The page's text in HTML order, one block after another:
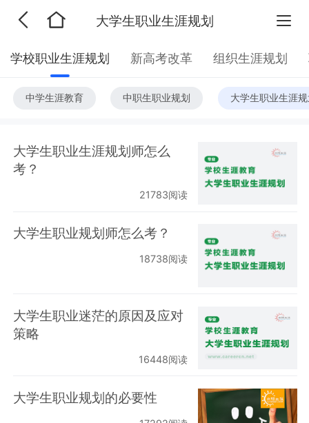
大学生职业生涯规划
学校职业生涯规划 新高考改革 组织生涯规划
中学生涯教育 中职生职业规划 大学生职业生涯
大学生职业生涯规划师怎么
考？
21783阅读
大学生职业规划师怎么考？
18738阅读
大学生职业迷茫的原因及应对
策略
16448阅读
大学生职业规划的必要性